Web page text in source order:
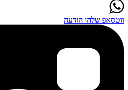
ווטסאפ שלחו הודעה